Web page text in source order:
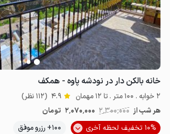
خانه بالکن دار در نودشه پاوه - همکف
2 خوابه . 100 متر . تا 12 مهمان 4.9 (112 نظر)
هر شب از 2٬300٬000 2٬070٬000 تومان
10% تخفیف لحظه آخری
100+ رزرو موفق